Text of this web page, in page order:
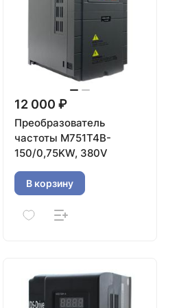
12 000 ₽
Преобразователь
частоты M751T4B-
150/0,75KW, 380V
В корзину